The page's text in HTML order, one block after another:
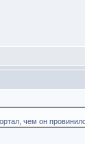
чем он